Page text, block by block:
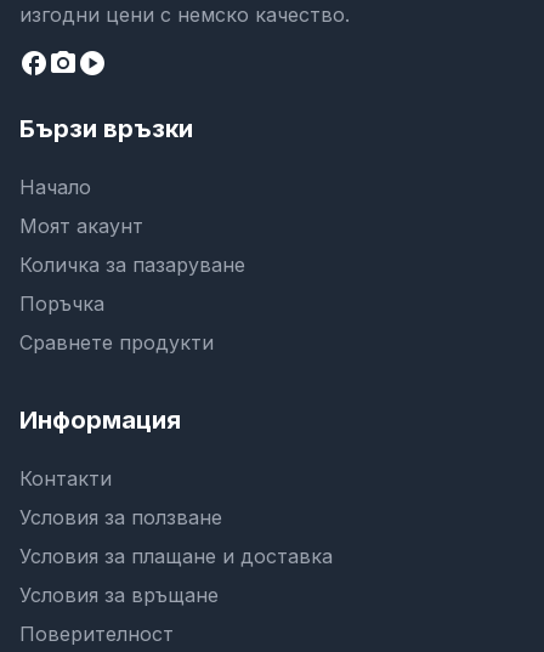
изгодни цени с немско качество.
facebookcamera_altplay_circle
Бързи връзки
Начало
Моят акаунт
Количка за пазаруване
Поръчка
Сравнете продукти
Информация
Контакти
Условия за ползване
Условия за плащане и доставка
Условия за връщане
Поверителност